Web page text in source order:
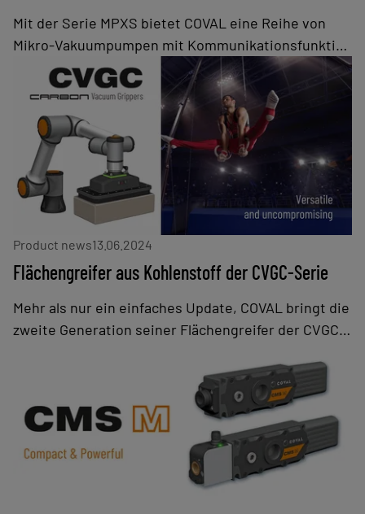
Mit der Serie MPXS bietet COVAL eine Reihe von
Mikro-Vakuumpumpen mit Kommunikationsfunktion
an, die für die Industrie eine effiziente Lösung zur
Handhabung von dichten Teilen bei hoher
Taktfrequenz bieten. Diese Pumpen gehören zu den
intelligenten Vakuumpumpen von COVAL, die
energieeffizient, leistungsstark und
kommunikationsfähig sind.
Product news13.06.2024
Flächengreifer aus Kohlenstoff der CVGC-Serie
Mehr als nur ein einfaches Update, COVAL bringt die
zweite Generation seiner Flächengreifer der CVGC-
und Kompatibilität zu optimieren und gleichzeitig
die Leistung zu verbessern. Diese neue Generation
berücksichtigt auch aktuelle und zukünftige Trends
auf dem Markt für kollaborative Roboter:
vielfältigere Anwendungen, zunehmende Anzahl von
Herstellern, stärkere Zusammenarbeit mit den